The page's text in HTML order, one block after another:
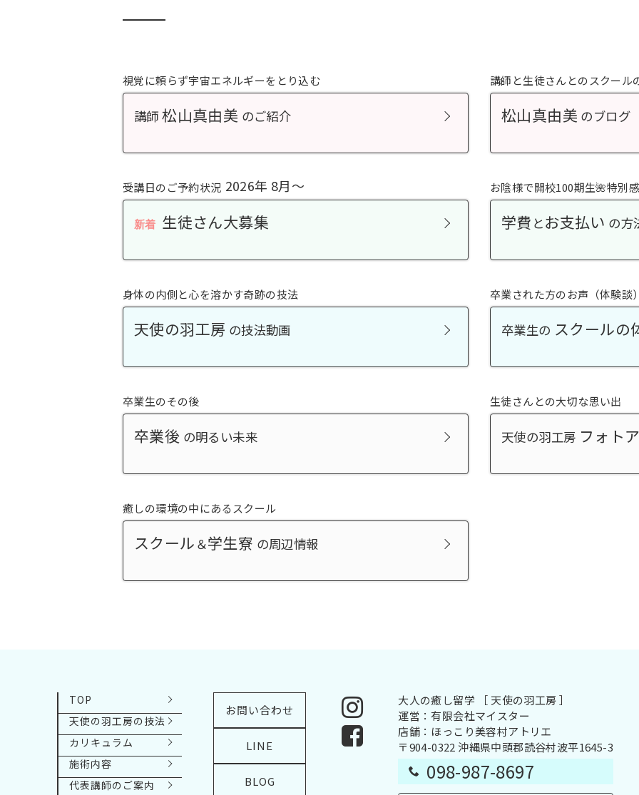
視覚に頼らず宇宙エネルギーをとり込む
講師松山真由美 のご紹介
講師と生徒さんとのスクール
松山真由美 のブログ
受講日のご予約状況 2026年 8月〜
新着 生徒さん大募集
お陰様で開校100期生🌺特別
学費 とお支払い の方
身体の内側と心を溶かす奇跡の技法
天使の羽工房 の技法動画
卒業された方のお声（体験談
卒業生の スクールの
卒業生のその後
卒業後 の明るい未来
生徒さんとの大切な思い出
天使の羽工房 フォト
癒しの環境の中にあるスクール
スクール ＆学生寮 の周辺情報
TOP
天使の羽工房の技法
カリキュラム
施術内容
代表講師のご案内
お問い合わせ
LINE
BLOG
大人の癒し留学 ［ 天使の羽工房 ］
運営：有限会社マイスター
店舗：ほっこり美容村アトリエ
〒904-0322 沖縄県中頭郡読谷村波平1645-3
098-987-8697